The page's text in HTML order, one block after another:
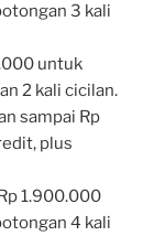
3 kali
untuk
2 kali cicilan.
sampai Rp
plus
1.900.000
4 kali